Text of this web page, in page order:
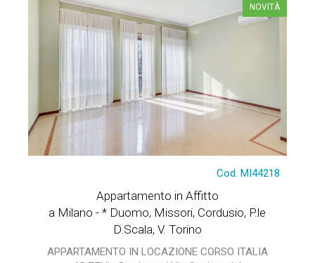
NOVITÀ
Cod. MI44218
Appartamento in Affitto
a Milano - * Duomo, Missori, Cordusio, P.le
D.Scala, V. Torino
APPARTAMENTO IN LOCAZIONE CORSO ITALIA